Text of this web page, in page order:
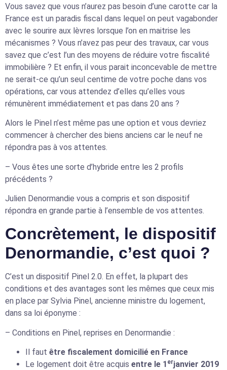
Vous savez que vous n’aurez pas besoin d’une carotte car la
France est un paradis fiscal dans lequel on peut vagabonder
avec le sourire aux lèvres lorsque l’on en maitrise les
mécanismes ? Vous n’avez pas peur des travaux, car vous
savez que c’est l’un des moyens de réduire votre fiscalité
immobilière ? Et enfin, il vous parait inconcevable de mettre
ne serait-ce qu’un seul centime de votre poche dans vos
opérations, car vous attendez d’elles qu’elles vous
rémunèrent immédiatement et pas dans 20 ans ?
Alors le Pinel n’est même pas une option et vous devriez
commencer à chercher des biens anciens car le neuf ne
répondra pas à vos attentes.
– Vous êtes une sorte d’hybride entre les 2 profils
précédents ?
Julien Denormandie vous a compris et son dispositif
répondra en grande partie à l’ensemble de vos attentes.
Concrètement, le dispositif
Denormandie, c’est quoi ?
C’est un dispositif Pinel 2.0. En effet, la plupart des
conditions et des avantages sont les mêmes que ceux mis
en place par Sylvia Pinel, ancienne ministre du logement,
dans sa loi éponyme :
– Conditions en Pinel, reprises en Denormandie :
Il faut être fiscalement domicilié en France
Le logement doit être acquis entre le 1 erjanvier 2019